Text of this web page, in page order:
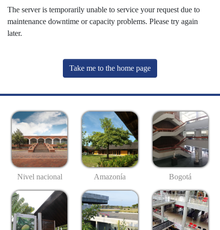
The server is temporarily unable to service your request due to
maintenance downtime or capacity problems. Please try again
later.
Take me to the home page
Nivel nacional Amazonía Bogotá